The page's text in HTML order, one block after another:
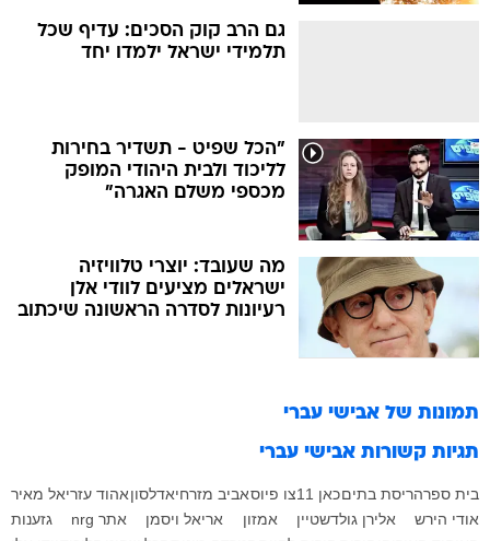
גם הרב קוק הסכים: עדיף שכל
תלמידי ישראל ילמדו יחד
"הכל שפיט - תשדיר בחירות
לליכוד ולבית היהודי המופק
מכספי משלם האגרה"
מה שעובד: יוצרי טלוויזיה
ישראלים מציעים לוודי אלן
רעיונות לסדרה הראשונה שיכתוב
תמונות של אבישי עברי
תגיות קשורות אבישי עברי
בית ספרהריסת בתיםכאן 11 צו פיוסאביב מזרחיאדלסוןאהוד עזריאל מאיר
אודי הירש
אלירן גולדשטיין אמזון אריאל ויסמן אתר nrg
גזענות